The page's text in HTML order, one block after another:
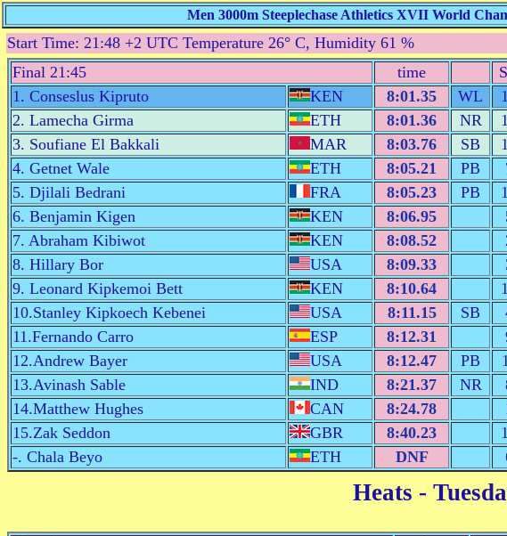
Men 3000m Steeplechase Athletics XVII World
Start Time: 21:48 +2 UTC Temperature 26° C, Humidity 61 %
Final 21:45
time
1. Conseslus Kipruto
KEN 8:01.35 WL
2. Lamecha Girma ETH 8:01.36 NR
3. Soufiane El Bakkali MAR 8:03.76 SB
4. Getnet Wale ETH 8:05.21 PB
5. Djilali Bedrani FRA 8:05.23 PB
6. Benjamin Kigen KEN 8:06.95
7. Abraham Kibiwot KEN 8:08.52
8. Hillary Bor USA 8:09.33
9. Leonard Kipkemoi Bett KEN 8:10.64
10.Stanley Kipkoech Kebenei USA 8:11.15 SB
11.Fernando Carro ESP 8:12.31
12.Andrew Bayer USA 8:12.47 PB
13.Avinash Sable IND 8:21.37 NR
14.Matthew Hughes CAN 8:24.78
15.Zak Seddon GBR 8:40.23
-. Chala Beyo ETH DNF
Heats -